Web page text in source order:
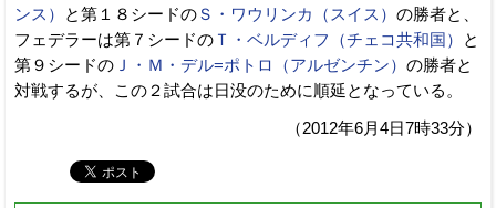
ンス）
と第１８シードのＳ・ワウリンカ（スイス） の勝者と、
フェデラーは第７シードの Ｔ・ベルディフ（チェコ共和国）
と
第９シードの Ｊ・Ｍ・デル=ポトロ（アルゼンチン） の勝者と
対戦するが、この２試合は日没のために順延となっている。
（2012年6月4日7時33分）